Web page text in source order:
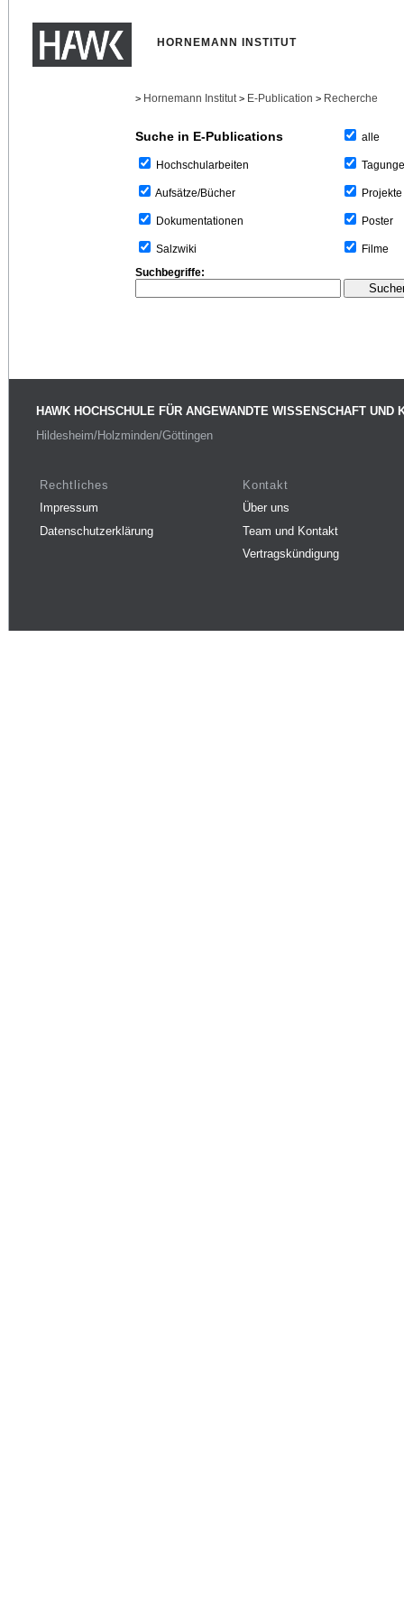
HORNEMANN INSTITUT
> Hornemann Institut > E-Publication > Recherche
Suche in E-Publications
Hochschularbeiten
Aufsätze/Bücher
Dokumentationen
Salzwiki
alle
Projekte
Poster
Filme
Suchbegriffe:
HAWK HOCHSCHULE FÜR ANGEWANDTE WISSENSCHAFT UND
Hildesheim/Holzminden/Göttingen
Rechtliches
Impressum
Datenschutzerklärung
Kontakt
Über uns
Team und Kontakt
Vertragskündigung